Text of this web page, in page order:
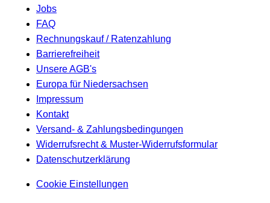
Jobs
FAQ
Rechnungskauf / Ratenzahlung
Barrierefreiheit
Unsere AGB's
Europa für Niedersachsen
Impressum
Kontakt
Versand- & Zahlungsbedingungen
Widerrufsrecht & Muster-Widerrufsformular
Datenschutzerklärung
Cookie Einstellungen